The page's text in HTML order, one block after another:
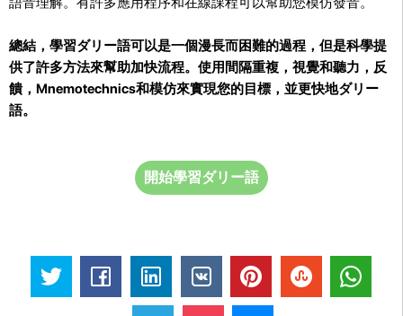
總結，學習ダリー語可以是一個漫長而困難的過程，但是科學提
供了許多方法來幫助加快流程。使用間隔重複，視覺和聽力，反
饋，Mnemotechnics和模仿來實現您的目標，並更快地ダリー
語。
開始學習ダリー語